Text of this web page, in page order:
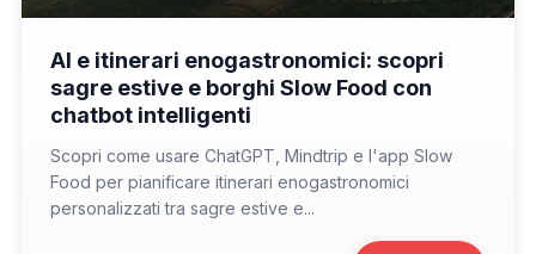
AI e itinerari enogastronomici: scopri
sagre estive e borghi Slow Food con
chatbot intelligenti
Scopri come usare ChatGPT, Mindtrip e l'app Slow
Food per pianificare itinerari enogastronomici
personalizzati tra sagre estive e...